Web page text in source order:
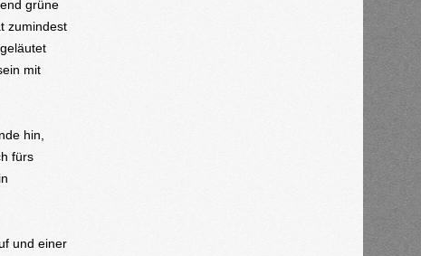
grüne
zumindest
mit
hin,
fürs
und einer